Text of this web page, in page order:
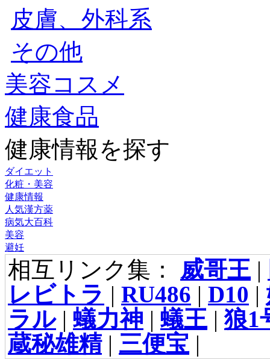
皮膚、外科系
その他
美容コスメ
健康食品
健康情報を探す
ダイエット
化粧・美容
健康情報
人気漢方薬
病気大百科
美容
避妊
相互リンク集： 威哥王|
レビトラ | RU486 | D10 |
ラル| 蟻力神 | 蟻王|狼1
蔵秘雄精| 三便宝 |